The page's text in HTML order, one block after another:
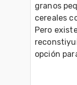
granos
cereales
Pero
opción